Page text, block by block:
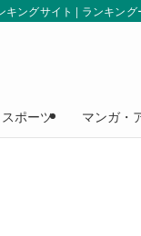
ングサイト | ランキング
スポーツ マンガ・